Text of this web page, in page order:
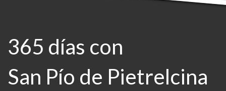
365 días con
San Pío de Pietrelcina